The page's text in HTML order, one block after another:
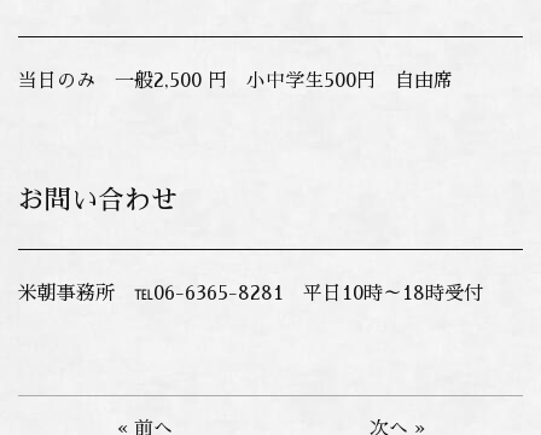
当日のみ 一般2,500 円 小中学生500円 自由席
お問い合わせ
米朝事務所 ℡06-6365-8281 平日10時～18時受付
« 前へ 次へ »